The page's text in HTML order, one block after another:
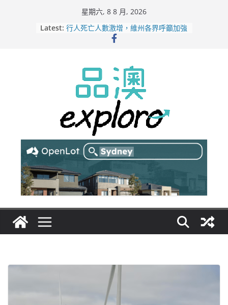
星期六, 8 8 月, 2026
Latest: 行人死亡人數激增，維州各界呼籲加強
美商二手巨頭進駐吉朗，在地慈善小店
憂生存空間遭擠壓
電動車電池爭端隱憂浮現！經銷商警告
澳洲恐迎訴訟浪潮
拒絕白工！ Aldi涉強迫無薪加班 掏
5500萬澳元和解